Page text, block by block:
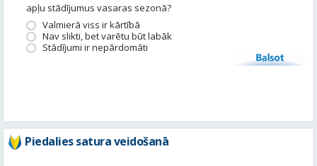
apļu stādījumus vasaras sezonā?
Valmierā viss ir kārtībā
Nav slikti, bet varētu būt labāk
Stādījumi ir nepārdomāti
Balsot
Piedalies satura veidošanā